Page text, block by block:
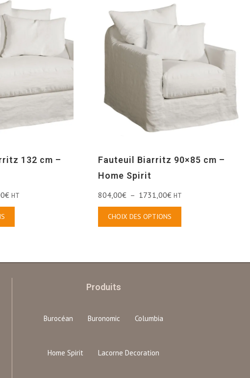
132 cm –
€ HT
Fauteuil Biarritz 90×85 cm –
Home Spirit
804,00€ – 1731,00€ HT
CHOIX DES OPTIONS
Produits
Burocéan Buronomic Columbia
Home Spirit Lacorne Decoration